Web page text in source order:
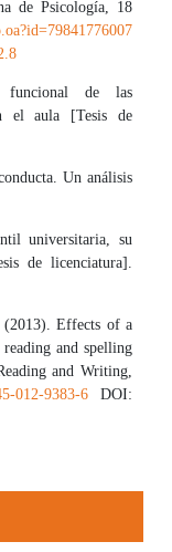
de Psicología, 18
funcional de las
el aula [Tesis de
Un análisis
universitaria, su
de licenciatura].
Effects of a
and spelling
and Writing,
012-9383-6DOI: